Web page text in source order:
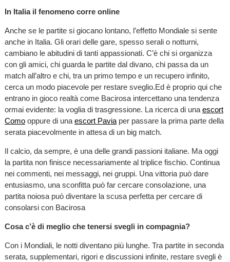
In Italia il fenomeno corre online
Anche se le partite si giocano lontano, l’effetto Mondiale si sente
anche in Italia. Gli orari delle gare, spesso serali o notturni,
cambiano le abitudini di tanti appassionati. C’è chi si organizza
con gli amici, chi guarda le partite dal divano, chi passa da un
match all’altro e chi, tra un primo tempo e un recupero infinito,
cerca un modo piacevole per restare sveglio.Ed è proprio qui che
entrano in gioco realtà come Bacirosa intercettano una tendenza
ormai evidente: la voglia di trasgressione. La ricerca di una escort
Comooppure di una escort Paviaper passare la prima parte della
serata piacevolmente in attesa di un big match.
Il calcio, da sempre, è una delle grandi passioni italiane. Ma oggi
la partita non finisce necessariamente al triplice fischio. Continua
nei commenti, nei messaggi, nei gruppi. Una vittoria può dare
entusiasmo, una sconfitta può far cercare consolazione, una
partita noiosa può diventare la scusa perfetta per cercare di
consolarsi con Bacirosa
Cosa c’è di meglio che tenersi svegli in compagnia?
Con i Mondiali, le notti diventano più lunghe. Tra partite in seconda
serata, supplementari, rigori e discussioni infinite, restare svegli è